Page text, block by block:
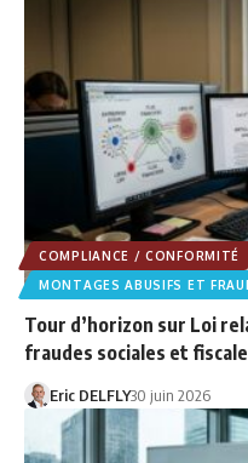
COMPLIANCE / CONFORMITÉ
MONTAGES ABUSIFS ET
Tour d’horizon sur Loi
fraudes sociales et
Eric DELFLY30 juin 2026